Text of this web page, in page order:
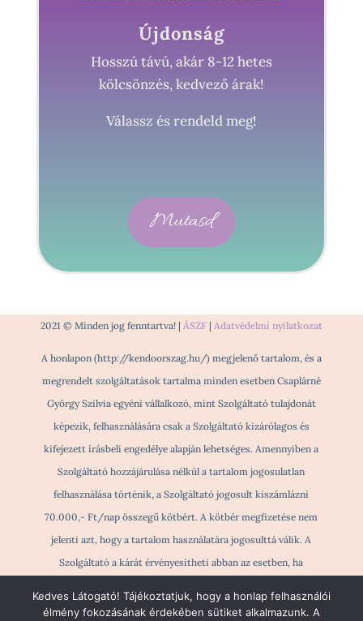
Újdonság
Hosszú távú, akár 8-12 hetes
kölcsönzés, kedvező árak!
Válassz és rendeld meg!
Mutasd
2021 © Minden jog fenntartva! | ÁSZF| Adatvédelmi nyilatkozat
A honlapon (http://kendoorszag.hu/) megjelenő tartalom, és a
megrendelt szolgáltatások tartalma minden esetben Csaplárné
György Szilvia egyéni vállalkozó, mint Szolgáltató tulajdonát
képezik, felhasználására csak a Szolgáltató kizárólagos és
kifejezett írásbeli engedélye alapján lehetséges. Amennyiben a
Szolgáltató hozzájárulása nélkül a tartalom jogosulatlan
felhasználása történik, a Szolgáltató jogosult kiszámlázni
70.000,- Ft/nap összegű kötbért. A kötbér megfizetése nem
jelenti azt, hogy a tartalom használatára jogosulttá válik. A
Szolgáltató a kárát érvényesítheti abban az esetben, ha
részére kárt okoz.
Kedves Látogató! Tájékoztatjuk, hogy a honlap felhasználói
élmény fokozásának érdekében sütiket alkalmazunk. A